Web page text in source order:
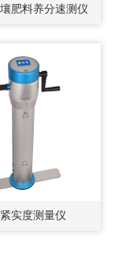
肥料养分速测仪
实度测量仪